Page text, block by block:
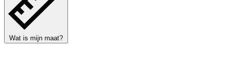
Wat is mijn maat?